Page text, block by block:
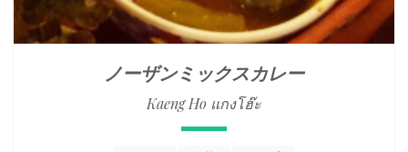
ノーザンミックスカレー
Kaeng Ho แกงโฮ๊ะ